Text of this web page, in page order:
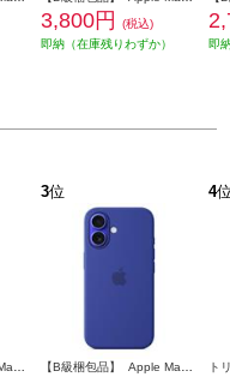
3,800円
(税込)
即納（在庫残りわずか）
即
3位 4